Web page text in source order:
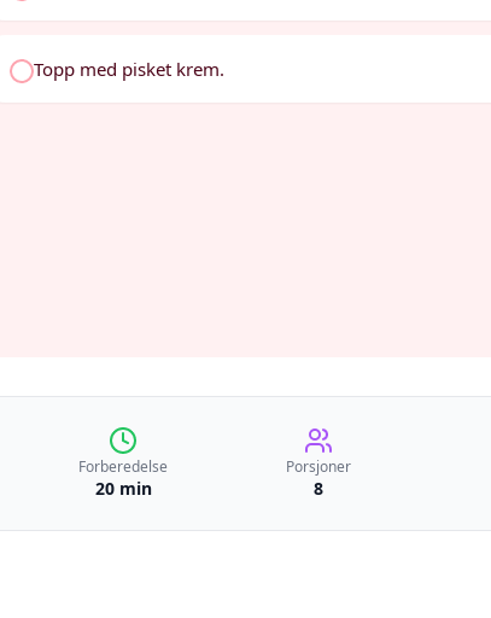
Topp med pisket krem.
Forberedelse
20 min
Porsjoner
8